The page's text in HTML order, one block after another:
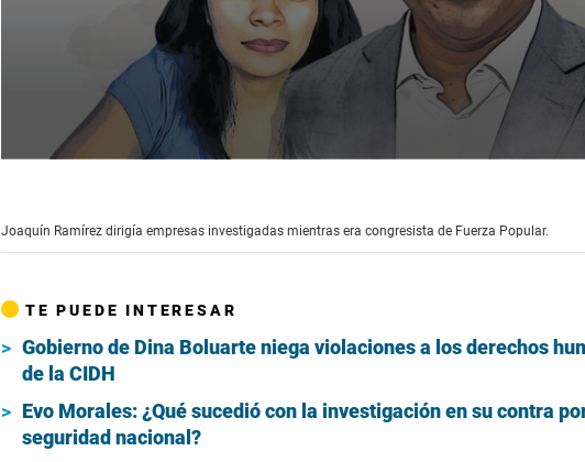
minutes,
45
Joaquín Ramírez dirigía empresas investigadas mientras era congresista de Fuerza Popular.
TE PUEDE INTERESAR
Gobierno de Dina Boluarte niega violaciones a los derechos
de la CIDH
Evo Morales: ¿Qué sucedió con la investigación en su contra
seguridad nacional?